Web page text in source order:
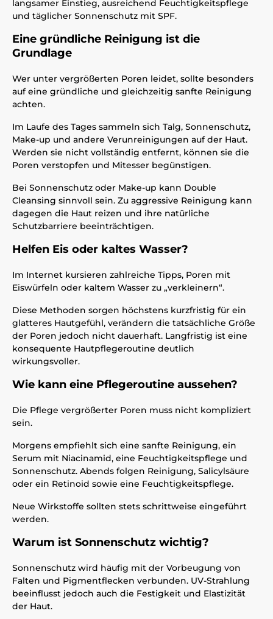
langsamer Einstieg, ausreichend Feuchtigkeitspflege
und täglicher Sonnenschutz mit SPF.
Eine gründliche Reinigung ist die
Grundlage
Wer unter vergrößerten Poren leidet, sollte besonders
auf eine gründliche und gleichzeitig sanfte Reinigung
achten.
Im Laufe des Tages sammeln sich Talg, Sonnenschutz,
Make-up und andere Verunreinigungen auf der Haut.
Werden sie nicht vollständig entfernt, können sie die
Poren verstopfen und Mitesser begünstigen.
Bei Sonnenschutz oder Make-up kann Double
Cleansing sinnvoll sein. Zu aggressive Reinigung kann
dagegen die Haut reizen und ihre natürliche
Schutzbarriere beeinträchtigen.
Helfen Eis oder kaltes Wasser?
Im Internet kursieren zahlreiche Tipps, Poren mit
Eiswürfeln oder kaltem Wasser zu „verkleinern“.
Diese Methoden sorgen höchstens kurzfristig für ein
glatteres Hautgefühl, verändern die tatsächliche Größe
der Poren jedoch nicht dauerhaft. Langfristig ist eine
konsequente Hautpflegeroutine deutlich
wirkungsvoller.
Wie kann eine Pflegeroutine aussehen?
Die Pflege vergrößerter Poren muss nicht kompliziert
sein.
Morgens empfiehlt sich eine sanfte Reinigung, ein
Serum mit Niacinamid, eine Feuchtigkeitspflege und
Sonnenschutz. Abends folgen Reinigung, Salicylsäure
oder ein Retinoid sowie eine Feuchtigkeitspflege.
Neue Wirkstoffe sollten stets schrittweise eingeführt
werden.
Warum ist Sonnenschutz wichtig?
Sonnenschutz wird häufig mit der Vorbeugung von
Falten und Pigmentflecken verbunden. UV-Strahlung
beeinflusst jedoch auch die Festigkeit und Elastizität
der Haut.